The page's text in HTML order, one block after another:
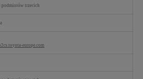
trzecich
europe.com